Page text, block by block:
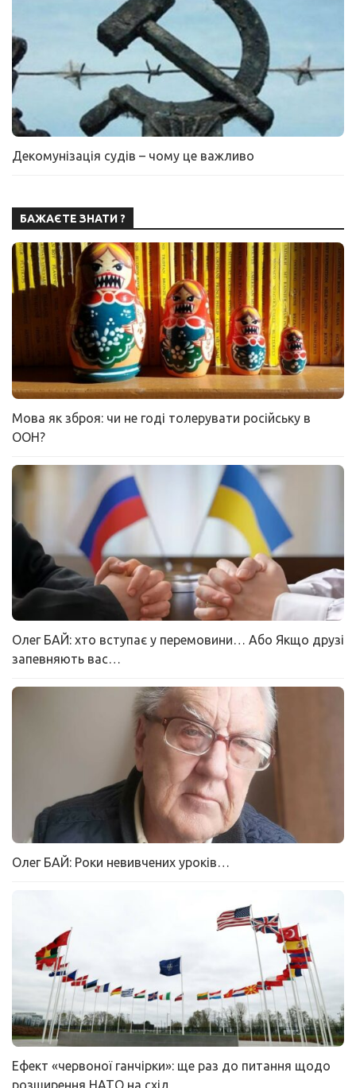
Декомунізація судів – чому це важливо
БАЖАЄТЕ ЗНАТИ ?
Мова як зброя: чи не годі толерувати російську в
ООН?
Олег БАЙ: хто вступає у перемовини… Або Якщо друзі
запевняють вас…
Олег БАЙ: Роки невивчених уроків…
Ефект «червоної ганчірки»: ще раз до питання щодо
розширення НАТО на схід